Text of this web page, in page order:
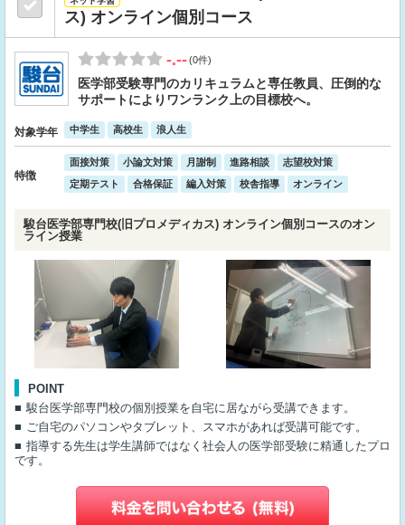
ス) オンライン個別コース
-.--(0件)
医学部受験専門のカリキュラムと専任教員、圧倒的な
サポートによりワンランク上の目標校へ。
対象学年 中学生 高校生 浪人生
特徴
面接対策 小論文対策 月謝制 進路相談
志望校対策
定期テスト
合格保証 編入対策 校舎指導 オンライン
駿台医学部専門校(旧プロメディカス) オンライン個別コースのオン
ライン授業
POINT
駿台医学部専門校の個別授業を自宅に居ながら受講できます。
ご自宅のパソコンやタブレット、スマホがあれば受講可能です。
指導する先生は学生講師ではなく社会人の医学部受験に精通したプロ
です。